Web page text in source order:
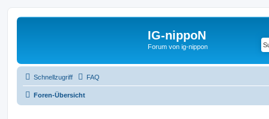
IG-nippoN
Forum von ig-nippon
Schnellzugriff FAQ
Foren-Übersicht